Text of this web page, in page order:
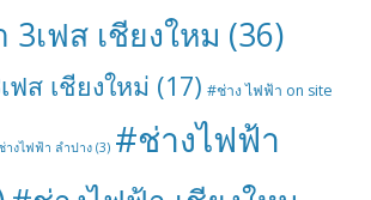
เฟส เชียงใหม (36)
ส เชียงใหม่ (17) #ช่าง ไฟฟ้า on site
างไฟฟ้า ลำปาง (3) #ช่างไฟฟ้า